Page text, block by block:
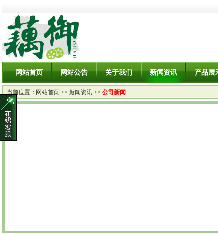
网站首页 网站公告 关于我们 新闻资讯 产品展
当前位置： 网站首页 >> 新闻资讯 >> 公司新闻